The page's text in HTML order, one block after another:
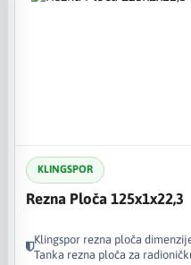
KLINGSPOR
Rezna Ploča 125x1x22,3
Klingspor rezna ploča
Tanka rezna ploča za